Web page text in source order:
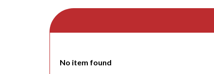
No item found